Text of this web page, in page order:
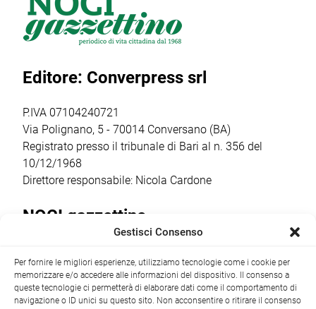
Barsento che
venerdì 17 luglio,
a partire dalle ore
trasformerà gli
cantina […]
gruppo Scout
Putignano 1, per
parlare di guerra
comunità
ricorrenza ha […]
Editore: Converpress srl
P.IVA 07104240721
Via Polignano, 5 - 70014 Conversano (BA)
Registrato presso il tribunale di Bari al n. 356 del
10/12/1968
Direttore responsabile: Nicola Cardone
NOCI gazzettino
+39 080 4979274|info@nocigazzettino.it Contatti|
Archivio
Gestisci Consenso
Per fornire le migliori esperienze, utilizziamo tecnologie come i cookie per
memorizzare e/o accedere alle informazioni del dispositivo. Il consenso a
queste tecnologie ci permetterà di elaborare dati come il comportamento di
navigazione o ID unici su questo sito. Non acconsentire o ritirare il consenso